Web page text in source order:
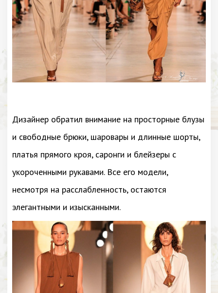
Дизайнер обратил внимание на просторные блузы
и свободные брюки, шаровары и длинные шорты,
платья прямого кроя, саронги и блейзеры с
укороченными рукавами. Все его модели,
несмотря на расслабленность, остаются
элегантными и изысканными.